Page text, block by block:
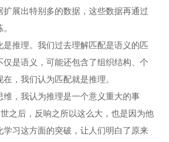
展出特别多的数据，这些数据再通过
推理。我们过去理解匹配是语义的匹
是语义，可能还包含了组织结构、个
，我们认为匹配就是推理。
维，我认为推理是一个意义重大的事
之后，反响之所以这么大，也是因为他
学习这方面的突破，让人们明白了原来